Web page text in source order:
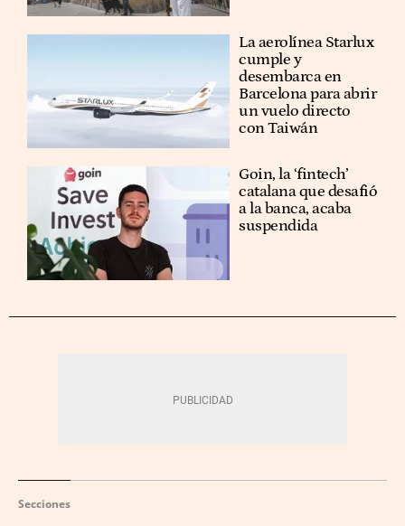
La aerolínea Starlux
cumple y
desembarca en
Barcelona para abrir
un vuelo directo
con Taiwán
Goin, la ‘fintech’
catalana que desafió
a la banca, acaba
suspendida
Secciones